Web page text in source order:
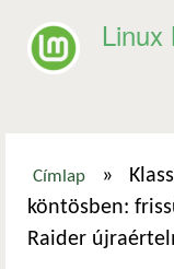
Linux
Jelenlegi
Címlap »
köntösben:
Raider